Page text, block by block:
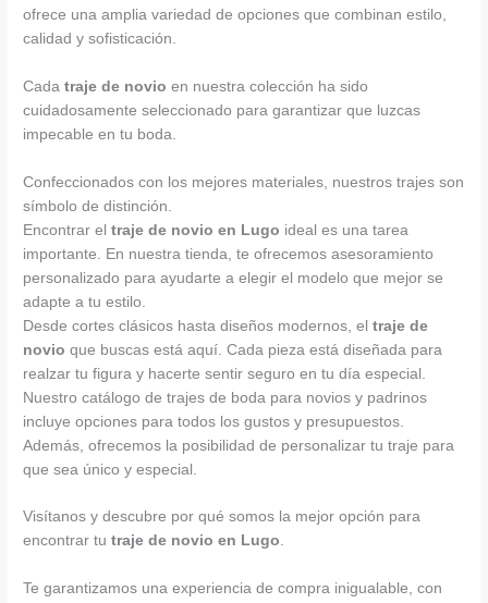
ofrece una amplia variedad de opciones que combinan estilo,
calidad y sofisticación.
Cadatraje de novio en nuestra colección ha sido
cuidadosamente seleccionado para garantizar que luzcas
impecable en tu boda.
Confeccionados con los mejores materiales, nuestros trajes son
símbolo de distinción.
Encontrar eltraje de novio en Lugo ideal es una tarea
importante. En nuestra tienda, te ofrecemos asesoramiento
personalizado para ayudarte a elegir el modelo que mejor se
adapte a tu estilo.
Desde cortes clásicos hasta diseños modernos, eltraje de
novio que buscas está aquí. Cada pieza está diseñada para
realzar tu figura y hacerte sentir seguro en tu día especial.
Nuestro catálogo de trajes de boda para novios y padrinos
incluye opciones para todos los gustos y presupuestos.
Además, ofrecemos la posibilidad de personalizar tu traje para
que sea único y especial.
Visítanos y descubre por qué somos la mejor opción para
encontrar tutraje de novio en Lugo.
Te garantizamos una experiencia de compra inigualable, con